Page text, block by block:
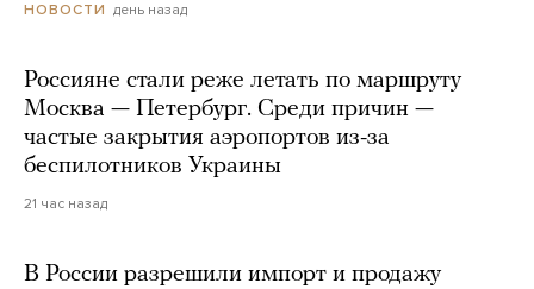
НОВОСТИ день назад
Россияне стали реже летать по маршруту
Москва — Петербург. Среди причин —
частые закрытия аэропортов из-за
беспилотников Украины
21 час назад
В России разрешили импорт и продажу